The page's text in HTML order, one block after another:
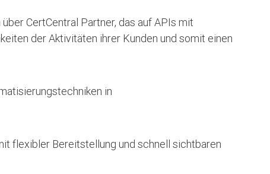
CertCentral Partner, das auf APIs mit
der Aktivitäten ihrer Kunden und somit einen
in
flexibler Bereitstellung und schnell sichtbaren